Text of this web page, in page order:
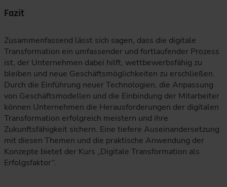
Fazit
Zusammenfassend lässt sich sagen, dass die digitale
Transformation ein umfassender und fortlaufender Prozess
ist, der Unternehmen dabei hilft, wettbewerbsfähig zu
bleiben und neue Geschäftsmöglichkeiten zu erschließen.
Durch die Einführung neuer Technologien, die Anpassung
von Geschäftsmodellen und die Einbindung der Mitarbeiter
können Unternehmen die Herausforderungen der digitalen
Transformation erfolgreich meistern und ihre
Zukunftsfähigkeit sichern. Eine tiefere Auseinandersetzung
mit diesen Themen und die praktische Anwendung der
Konzepte bietet der Kurs „Digitale Transformation als
Erfolgsfaktor“.